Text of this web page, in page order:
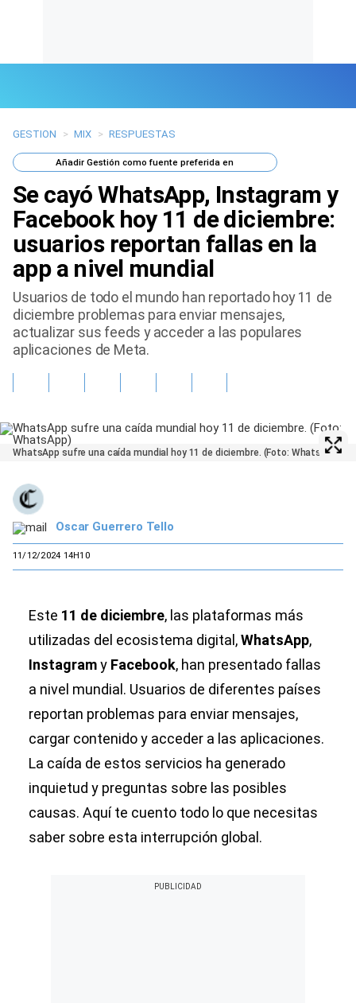
Últimas Noticias
Mi Bolsillo
Respuestas
Gente
Vida Laboral
Tendencias Mix
Sports
GESTION > MIX > RESPUESTAS
AñadirGestión como fuente preferida en
Se cayó WhatsApp, Instagram y
Facebook hoy 11 de diciembre:
usuarios reportan fallas en la
app a nivel mundial
Usuarios de todo el mundo han reportado hoy 11 de
diciembre problemas para enviar mensajes,
actualizar sus feeds y acceder a las populares
aplicaciones de Meta.
WhatsApp sufre una caída mundial hoy 11 de diciembre. (Foto: WhatsApp)
Oscar Guerrero Tello
11/12/2024 14H10
Este 11 de diciembre, las plataformas más
utilizadas del ecosistema digital,WhatsApp,
Instagramy Facebook, han presentado fallas
a nivel mundial. Usuarios de diferentes países
reportan problemas para enviar mensajes,
cargar contenido y acceder a las aplicaciones.
La caída de estos servicios ha generado
inquietud y preguntas sobre las posibles
causas. Aquí te cuento todo lo que necesitas
saber sobre esta interrupción global.